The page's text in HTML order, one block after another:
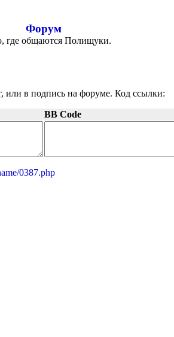
Форум
где общаются Полищуки.
или в подпись на форуме. Код ссылки:
BB Code
0387.php